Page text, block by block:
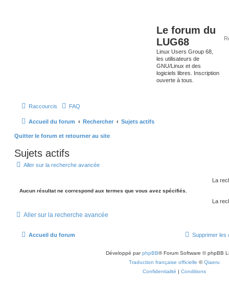
Le forum du
LUG68
Linux Users Group 68,
les utilisateurs de
GNU/Linux et des
logiciels libres. Inscription
ouverte à tous.
Raccourcis FAQ
Accueil du forum Rechercher Sujets actifs
Quitter le forum et retourner au site
Sujets actifs
Aller sur la recherche avancée
La
Aucun résultat ne correspond aux termes que vous avez spécifiés.
La
Aller sur la recherche avancée
Accueil du forum Supprimer les
Développé parphpBB® Forum Software © phpBB
Traduction française officielle ©Qiaeru
Confidentialité | Conditions